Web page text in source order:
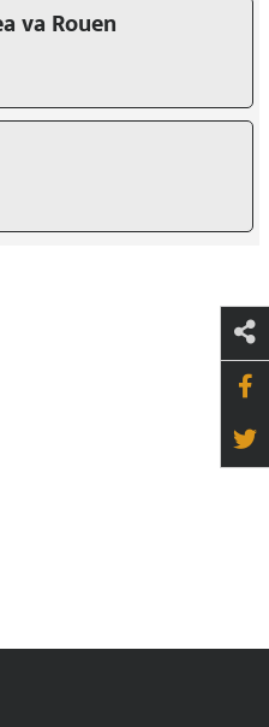
va Rouen